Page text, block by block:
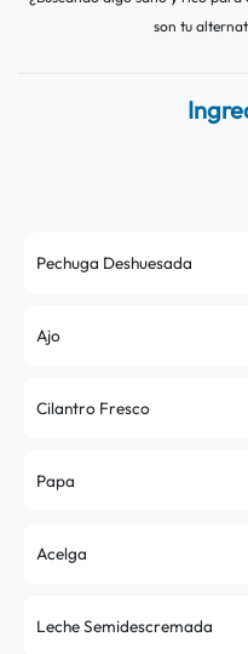
son tu
Pechuga Deshuesada
Ajo
Cilantro Fresco
Papa
Acelga
Leche Semidescremada